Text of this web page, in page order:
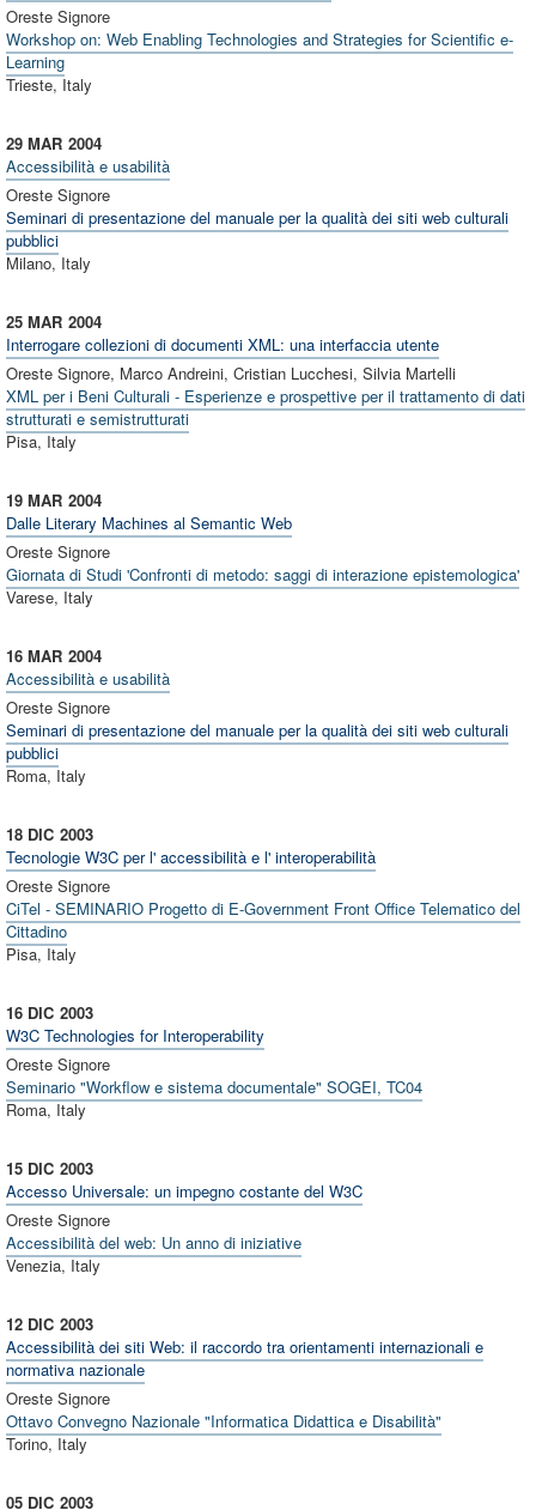
Oreste Signore
Workshop on: Web Enabling Technologies and Strategies for Scientific e-
Learning
Trieste, Italy
2004
29 MAR
Accessibilità e usabilità
Oreste Signore
Seminari di presentazione del manuale per la qualità dei siti web culturali
pubblici
Milano, Italy
2004
25 MAR
Interrogare collezioni di documenti XML: una interfaccia utente
Oreste Signore, Marco Andreini, Cristian Lucchesi, Silvia Martelli
XML per i Beni Culturali - Esperienze e prospettive per il trattamento di dati
strutturati e semistrutturati
Pisa, Italy
2004
19 MAR
Dalle Literary Machines al Semantic Web
Oreste Signore
Giornata di Studi 'Confronti di metodo: saggi di interazione epistemologica'
Varese, Italy
2004
16 MAR
Accessibilità e usabilità
Oreste Signore
Seminari di presentazione del manuale per la qualità dei siti web culturali
pubblici
Roma, Italy
2003
18 DIC
Tecnologie W3C per l' accessibilità e l' interoperabilità
Oreste Signore
CiTel - SEMINARIO Progetto di E-Government Front Office Telematico del
Cittadino
Pisa, Italy
2003
16 DIC
W3C Technologies for Interoperability
Oreste Signore
Seminario "Workflow e sistema documentale" SOGEI, TC04
Roma, Italy
2003
15 DIC
Accesso Universale: un impegno costante del W3C
Oreste Signore
Accessibilità del web: Un anno di iniziative
Venezia, Italy
2003
12 DIC
Accessibilità dei siti Web: il raccordo tra orientamenti internazionali e
normativa nazionale
Oreste Signore
Ottavo Convegno Nazionale "Informatica Didattica e Disabilità"
Torino, Italy
2003
05 DIC